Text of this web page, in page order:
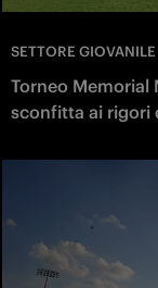
SETTORE GIOVANILE
Torneo Memorial
sconfitta ai rigori